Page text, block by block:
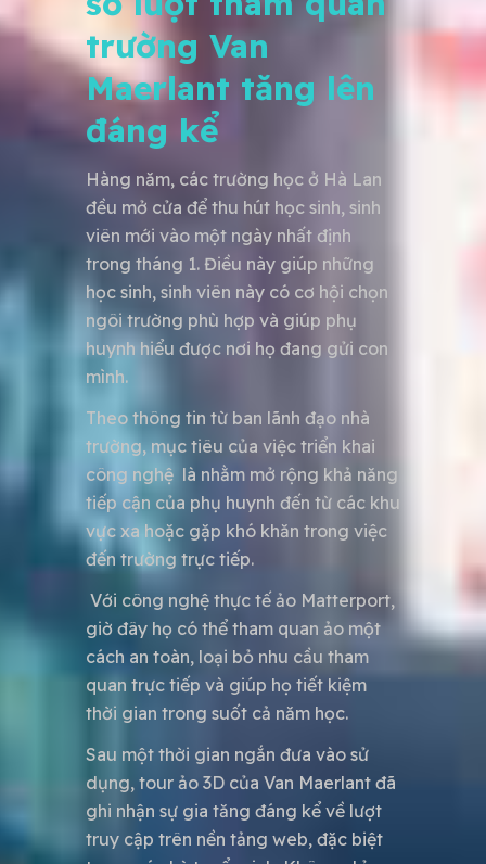
trường Van
Maerlant tăng lên
đáng kể
Hàng năm, các trường học ở Hà Lan
đều mở cửa để thu hút học sinh, sinh
viên mới vào một ngày nhất định
trong tháng 1. Điều này giúp những
học sinh, sinh viên này có cơ hội chọn
ngôi trường phù hợp và giúp phụ
huynh hiểu được nơi họ đang gửi con
mình.
Theo thông tin từ ban lãnh đạo nhà
trường, mục tiêu của việc triển khai
công nghệ là nhằm mở rộng khả năng
tiếp cận của phụ huynh đến từ các khu
vực xa hoặc gặp khó khăn trong việc
đến trường trực tiếp.
Với công nghệ thực tế ảo Matterport,
giờ đây họ có thể tham quan ảo một
cách an toàn, loại bỏ nhu cầu tham
quan trực tiếp và giúp họ tiết kiệm
thời gian trong suốt cả năm học.
Sau một thời gian ngắn đưa vào sử
dụng, tour ảo 3D của Van Maerlant đã
ghi nhận sự gia tăng đáng kể về lượt
truy cập trên nền tảng web, đặc biệt